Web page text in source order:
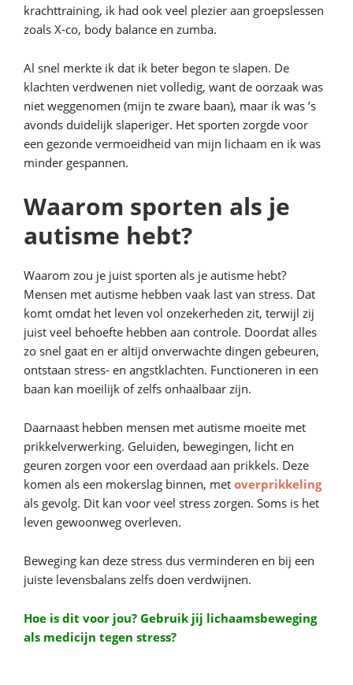
krachttraining, ik had ook veel plezier aan groepslessen
zoals X-co, body balance en zumba.
Al snel merkte ik dat ik beter begon te slapen. De
klachten verdwenen niet volledig, want de oorzaak was
niet weggenomen (mijn te zware baan), maar ik was ’s
avonds duidelijk slaperiger. Het sporten zorgde voor
een gezonde vermoeidheid van mijn lichaam en ik was
minder gespannen.
Waarom sporten als je
autisme hebt?
Waarom zou je juist sporten als je autisme hebt?
Mensen met autisme hebben vaak last van stress. Dat
komt omdat het leven vol onzekerheden zit, terwijl zij
juist veel behoefte hebben aan controle. Doordat alles
zo snel gaat en er altijd onverwachte dingen gebeuren,
ontstaan stress- en angstklachten. Functioneren in een
baan kan moeilijk of zelfs onhaalbaar zijn.
Daarnaast hebben mensen met autisme moeite met
prikkelverwerking. Geluiden, bewegingen, licht en
geuren zorgen voor een overdaad aan prikkels. Deze
komen als een mokerslag binnen, met overprikkeling
als gevolg. Dit kan voor veel stress zorgen. Soms is het
leven gewoonweg overleven.
Beweging kan deze stress dus verminderen en bij een
juiste levensbalans zelfs doen verdwijnen.
Hoe is dit voor jou? Gebruik jij lichaamsbeweging
als medicijn tegen stress?